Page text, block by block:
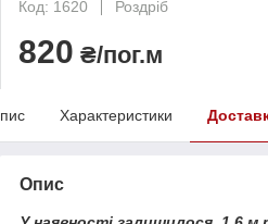
Код: 1620
Роздріб
820 ₴/пог.м
Характеристики
Опис